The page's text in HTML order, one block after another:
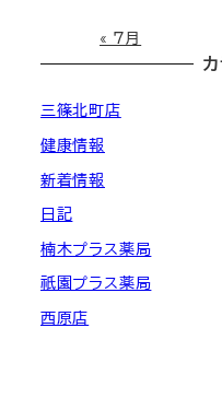
« 7月
三篠北町店
健康情報
新着情報
日記
楠木プラス薬局
祇園プラス薬局
西原店